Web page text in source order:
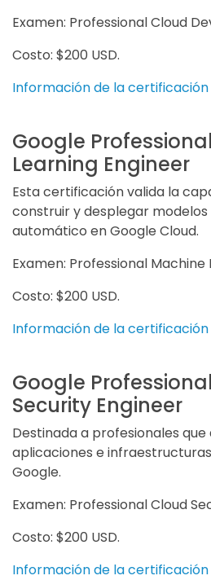
Examen: Professional Cloud
Costo: $200 USD.
Información de la certificación
Google
Learning Engineer
Esta certificación valida la
construir y desplegar modelos
automático en Google Cloud.
Examen: Professional Machine
Costo: $200 USD.
Información de la certificación
Google
Security Engineer
Destinada a profesionales que
aplicaciones e
Google.
Examen: Professional Cloud
Costo: $200 USD.
Información de la certificación